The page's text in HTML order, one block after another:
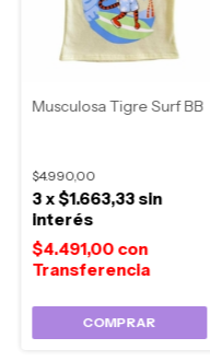
Musculosa Tigre Surf BB
$4.990,00
$4.491,00con
3x$1.663,33sin
interés
COMPRAR